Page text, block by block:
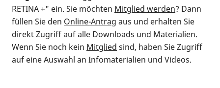
RETINA +" ein. Sie möchten Mitglied werden? Dann
füllen Sie den Online-Antrag aus und erhalten Sie
direkt Zugriff auf alle Downloads und Materialien.
Wenn Sie noch kein Mitglied sind, haben Sie Zugriff
auf eine Auswahl an Infomaterialien und Videos.